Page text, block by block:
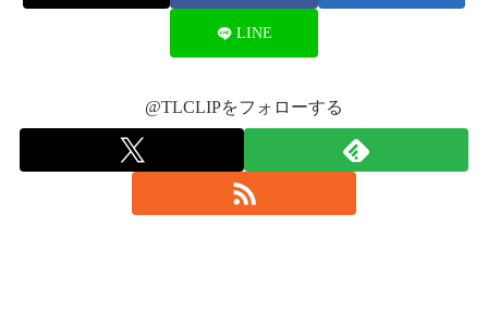
LINE
@TLCLIPをフォローする